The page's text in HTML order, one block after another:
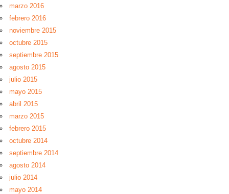
marzo 2016
febrero 2016
noviembre 2015
octubre 2015
septiembre 2015
agosto 2015
julio 2015
mayo 2015
abril 2015
marzo 2015
febrero 2015
octubre 2014
septiembre 2014
agosto 2014
julio 2014
mayo 2014